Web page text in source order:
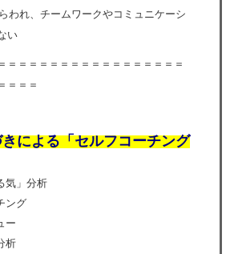
われ、チームワークやコミュニケーシ
い
＝＝＝＝＝＝＝＝＝＝＝＝＝＝＝＝＝
＝＝＝
による「セルフコーチング
気」分析
ング
ー
析